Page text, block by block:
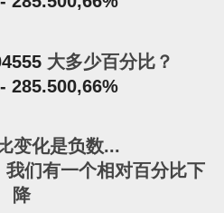
大多少百分比？
- 285.500,66%
变化是负数...
们有一个相对百分比下
降